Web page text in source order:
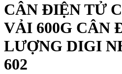
CÂN ĐIỆN TỬ
VẢI 600G CÂN
LƯỢNG DIGI
602